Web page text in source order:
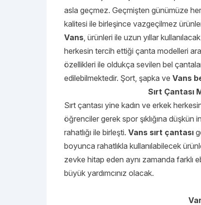
asla geçmez. Geçmişten günümüze
kalitesi ile birleşince vazgeçilmez
Vans, ürünleri ile uzun yıllar
herkesin tercih ettiği çanta modelleri
özellikleri ile oldukça sevilen bel
edilebilmektedir. Şort, şapka ve Vans
Sırt Çantası
Sırt çantası yine kadın ve erkek
öğrenciler gerek spor şıklığına düşkün
rahatlığı ile birleşti. Vans sırt çantası
boyunca rahatlıkla kullanılabilecek
zevke hitap eden aynı zamanda farklı
büyük yardımcınız olacak.